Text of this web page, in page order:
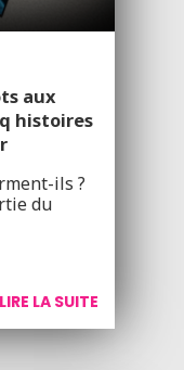
aux
histoires
ils ?
du
LIRE LA SUITE